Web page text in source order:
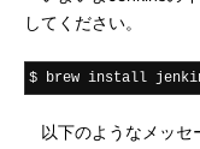
してください。
$ brew install
以下のようなメッセ